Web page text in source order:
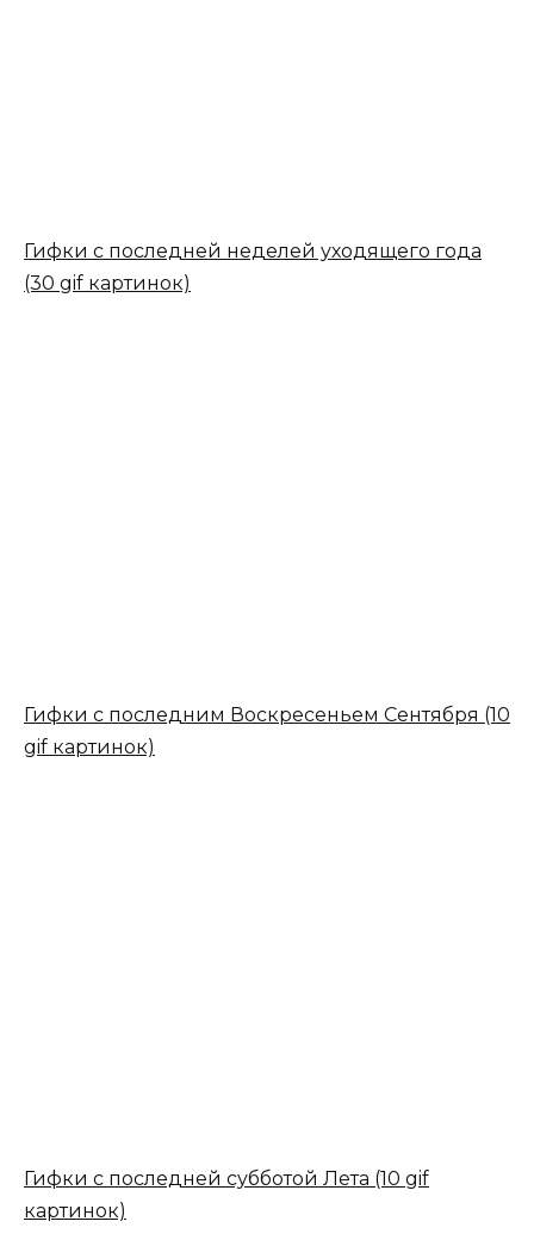
Гифки с последней неделей уходящего года
(30 gif картинок)
Гифки с последним Воскресеньем Сентября (10
gif картинок)
Гифки с последней субботой Лета (10 gif
картинок)